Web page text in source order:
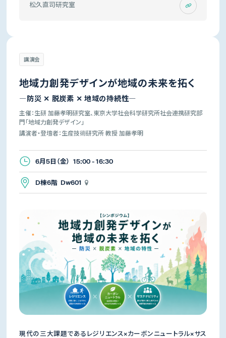
松久直司研究室
講演会
地域力創発デザインが地域の未来を拓く
―防災 ✕ 脱炭素 ✕ 地域の持続性―
主催：生研 加藤孝明研究室、東京大学社会科学研究所社会連携研究部
門「地域力創発デザイン」
講演者・登壇者：生産技術研究所 教授 加藤孝明
6月5日（金） 15:00 - 16:30
D棟6階 Dw601
現代の三大課題であるレジリエンス×カーボンニュートラル×サス